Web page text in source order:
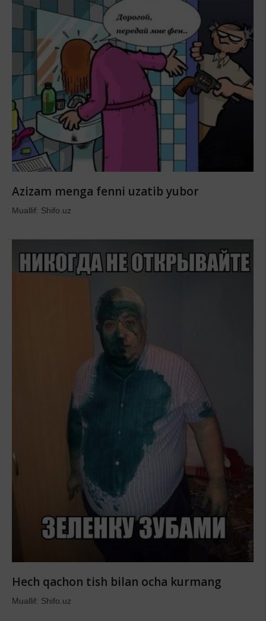
Azizam menga fenni uzatib yubor
Muallif: Shifo.uz
Hech qachon tish bilan ocha kurmang
Muallif: Shifo.uz